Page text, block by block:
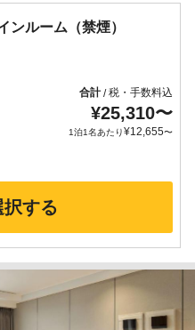
ンルーム（禁煙）
合計/税・手数料込
¥25,310〜
1泊1名あたり¥12,655〜
択する